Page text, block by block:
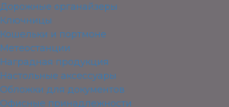
Дорожные органайзеры
Ключницы
Кошельки и портмоне
Метеостанции
Наградная продукция
Настольные аксессуары
Обложки для документов
Офисные принадлежности